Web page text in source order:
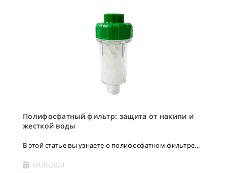
Полифосфатный фильтр: защита от накипи и
жесткой воды
В этой статье вы узнаете о полифосфатном фильтре...
04.06.2024